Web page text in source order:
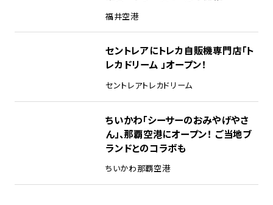
福井空港
セントレアにトレカ自販機専門店「ト
レカドリーム 」オープン！
セントレアトレカドリーム
ちいかわ「シーサーのおみやげやさ
ん」、那覇空港にオープン！ ご当地ブ
ランドとのコラボも
ちいかわ那覇空港